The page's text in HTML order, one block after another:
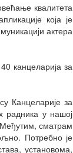
квалитета
која је
актера
канцеларија за
Канцеларије за
радника у нашој
сматрам
Потребно је
установома,